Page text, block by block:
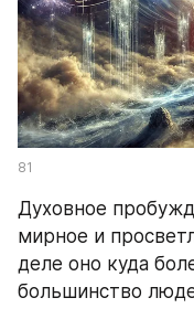
81
Духовное
мирное и
деле оно куда
большинство